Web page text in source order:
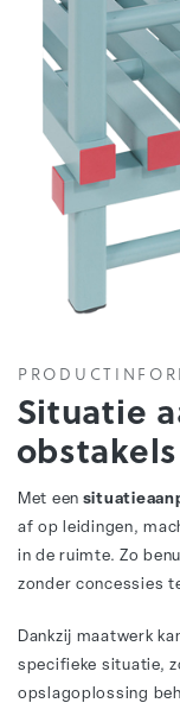
Situatie
obstakels
Met een
af op leidingen,
in de ruimte. Zo
zonder concessies
Dankzij maatwerk
specifieke situatie,
opslagoplossing